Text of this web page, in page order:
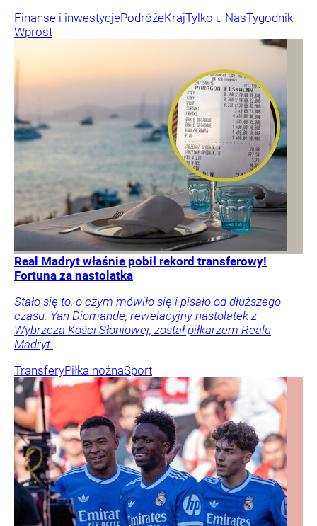
Finanse i inwestycjePodróżeKrajTylko u NasTygodnik
Wprost
Real Madryt właśnie pobił rekord transferowy!
Fortuna za nastolatka
Stało się to, o czym mówiło się i pisało od dłuższego
czasu. Yan Diomande, rewelacyjny nastolatek z
Wybrzeża Kości Słoniowej, został piłkarzem Realu
Madryt.
TransferyPiłka nożnaSport